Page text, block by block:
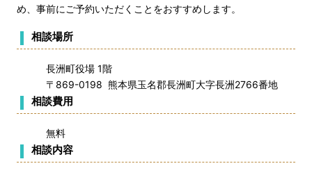
め、事前にご予約いただくことをおすすめします。
相談場所
長洲町役場 1階
〒869-0198 熊本県玉名郡長洲町大字長洲2766番地
相談費用
無料
相談内容